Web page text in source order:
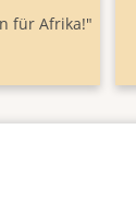
für Afrika!"